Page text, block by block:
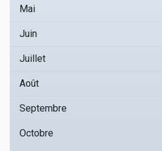
Mai
Juin
Juillet
Août
Septembre
Octobre